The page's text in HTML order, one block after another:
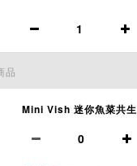
品
Mini Vish 迷你魚菜共生